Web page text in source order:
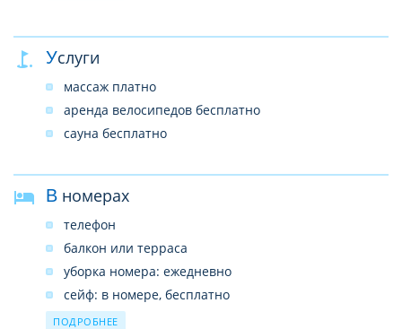
прачечная
лифты
беспроводной интернет в лобби (бесплатно)
Услуги
массаж платно
аренда велосипедов бесплатно
сауна бесплатно
В номерах
телефон
балкон или терраса
уборка номера: ежедневно
сейф: в номере, бесплатно
кондиционер: центральный
ПОДРОБНЕЕ